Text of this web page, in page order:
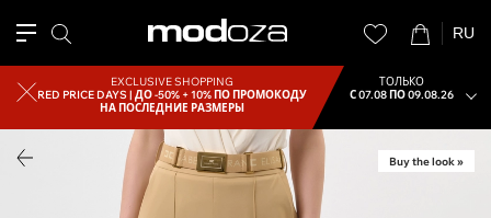
RU
EXCLUSIVE SHOPPING
RED PRICE DAYS |ДО -50% + 10% ПО ПРОМОКОДУ
НА ПОСЛЕДНИЕ РАЗМЕРЫ
ТОЛЬКО
С 07.08 ПО 09.08.26
Buy the look »